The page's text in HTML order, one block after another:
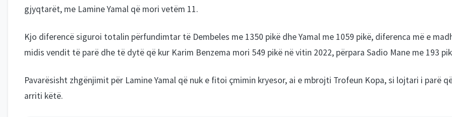
gjyqtarët, me Lamine Yamal që mori vetëm 11.
Kjo diferencë siguroi totalin përfundimtar të Dembeles me 1350 pikë dhe Yamal me 1059 pikë, diferenca më e
midis vendit të parë dhe të dytë që kur Karim Benzema mori 549 pikë në vitin 2022, përpara Sadio Mane me 193
Pavarësisht zhgënjimit për Lamine Yamal që nuk e fitoi çmimin kryesor, ai e mbrojti Trofeun Kopa, si lojtari i parë
arriti këtë.